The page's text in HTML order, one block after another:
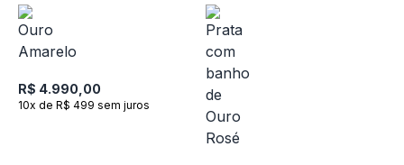
18K com Safira Incolor
R$ 4.990,00
10x de R$ 499 sem juros
Ouro Rosé 18k